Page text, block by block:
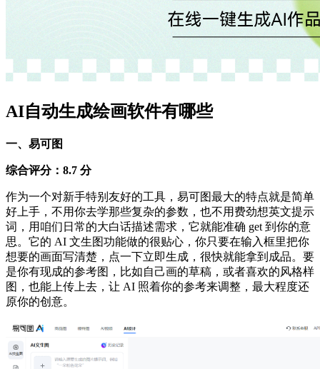
AI自动生成绘画软件有哪些
一、易可图
综合评分：8.7 分
作为一个对新手特别友好的工具，易可图最大的特点就是简单
好上手，不用你去学那些复杂的参数，也不用费劲想英文提示
词，用咱们日常的大白话描述需求，它就能准确 get 到你的意
思。它的 AI 文生图功能做的很贴心，你只要在输入框里把你
想要的画面写清楚，点一下立即生成，很快就能拿到成品。要
是你有现成的参考图，比如自己画的草稿，或者喜欢的风格样
图，也能上传上去，让 AI 照着你的参考来调整，最大程度还
原你的创意。